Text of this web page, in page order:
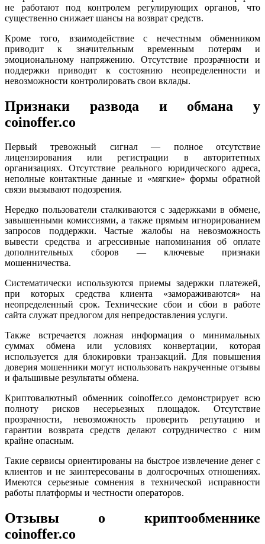
не работают под контролем регулирующих органов, что
существенно снижает шансы на возврат средств.
Кроме того, взаимодействие с нечестным обменником
приводит к значительным временным потерям и
эмоциональному напряжению. Отсутствие прозрачности и
поддержки приводит к состоянию неопределенности и
невозможности контролировать свои вклады.
Признаки развода и обмана у
coinoffer.co
Первый тревожный сигнал — полное отсутствие
лицензирования или регистрации в авторитетных
организациях. Отсутствие реального юридического адреса,
неполные контактные данные и «мягкие» формы обратной
связи вызывают подозрения.
Нередко пользователи сталкиваются с задержками в обмене,
завышенными комиссиями, а также прямым игнорированием
запросов поддержки. Частые жалобы на невозможность
вывести средства и агрессивные напоминания об оплате
дополнительных сборов — ключевые признаки
мошенничества.
Систематически используются приемы задержки платежей,
при которых средства клиента «замораживаются» на
неопределенный срок. Технические сбои и сбои в работе
сайта служат предлогом для непредоставления услуги.
Также встречается ложная информация о минимальных
суммах обмена или условиях конвертации, которая
используется для блокировки транзакций. Для повышения
доверия мошенники могут использовать накрученные отзывы
и фальшивые результаты обмена.
Криптовалютный обменник coinoffer.co демонстрирует всю
полноту рисков несерьезных площадок. Отсутствие
прозрачности, невозможность проверить репутацию и
гарантии возврата средств делают сотрудничество с ним
крайне опасным.
Такие сервисы ориентированы на быстрое извлечение денег с
клиентов и не заинтересованы в долгосрочных отношениях.
Имеются серьезные сомнения в технической исправности
работы платформы и честности операторов.
Отзывы о криптообменнике
coinoffer.co